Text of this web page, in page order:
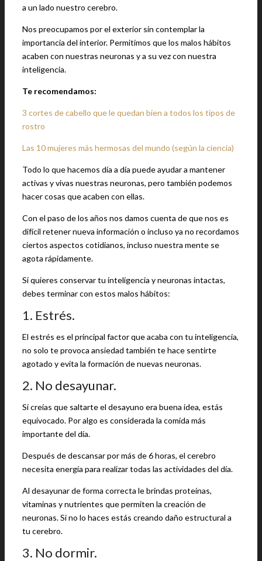
a un lado nuestro cerebro.
Nos preocupamos por el exterior sin contemplar la
importancia del interior. Permitimos que los malos hábitos
acaben con nuestras neuronas y a su vez con nuestra
inteligencia.
Te recomendamos:
3 cortes de cabello que le quedan bien a todos los tipos de
rostro
Las 10 mujeres más hermosas del mundo (según la ciencia)
Todo lo que hacemos día a día puede ayudar a mantener
activas y vivas nuestras neuronas, pero también podemos
hacer cosas que acaben con ellas.
Con el paso de los años nos damos cuenta de que nos es
difícil retener nueva información o incluso ya no recordamos
ciertos aspectos cotidianos, incluso nuestra mente se
agota rápidamente.
Si quieres conservar tu inteligencia y neuronas intactas,
debes terminar con estos malos hábitos:
1. Estrés.
El estrés es el principal factor que acaba con tu inteligencia,
no solo te provoca ansiedad también te hace sentirte
agotado y evita la formación de nuevas neuronas.
2. No desayunar.
Si creías que saltarte el desayuno era buena idea, estás
equivocado. Por algo es considerada la comida más
importante del día.
Después de descansar por más de 6 horas, el cerebro
necesita energía para realizar todas las actividades del día.
Al desayunar de forma correcta le brindas proteínas,
vitaminas y nutrientes que permiten la creación de
neuronas. Si no lo haces estás creando daño estructural a
tu cerebro.
3. No dormir.